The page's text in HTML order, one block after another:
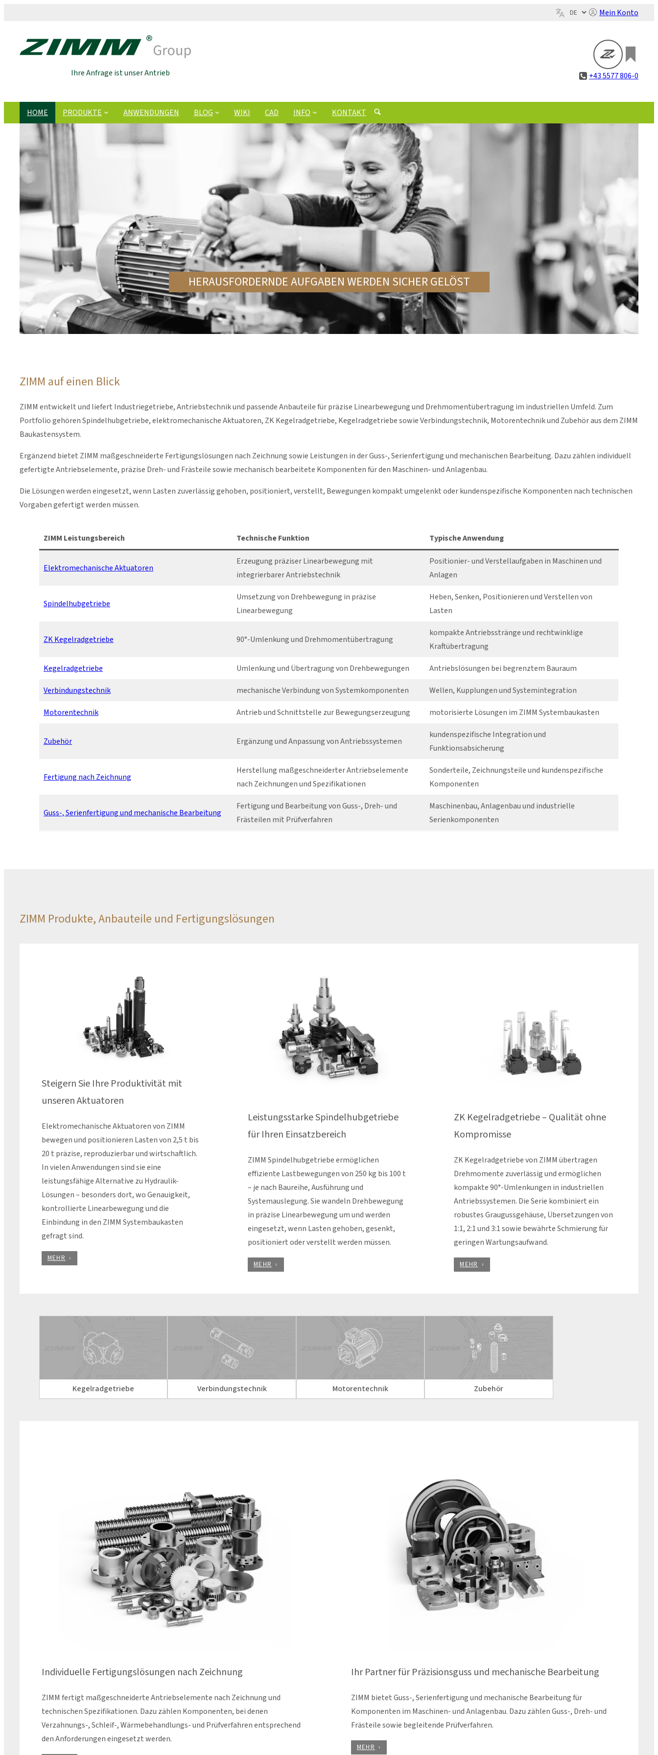
Mein Konto
Ihre Anfrage ist unser Antrieb +43 5577 806-0
HOME PRODUKTE ANWENDUNGEN BLOG WIKI CAD INFO KONTAKT
HERAUSFORDERNDE AUFGABEN WERDEN SICHER GELÖST
ZIMM auf einen Blick
ZIMM entwickelt und liefert Industriegetriebe, Antriebstechnik und passende Anbauteile für präzise Linearbewegung und Drehmomentübertragung im industriellen Umfeld. Zum
Portfolio gehören Spindelhubgetriebe, elektromechanische Aktuatoren, ZK Kegelradgetriebe, Kegelradgetriebe sowie Verbindungstechnik, Motorentechnik und Zubehör aus dem ZIMM
Baukastensystem.
Ergänzend bietet ZIMM maßgeschneiderte Fertigungslösungen nach Zeichnung sowie Leistungen in der Guss-, Serienfertigung und mechanischen Bearbeitung. Dazu zählen individuell
gefertigte Antriebselemente, präzise Dreh- und Frästeile sowie mechanisch bearbeitete Komponenten für den Maschinen- und Anlagenbau.
Die Lösungen werden eingesetzt, wenn Lasten zuverlässig gehoben, positioniert, verstellt, Bewegungen kompakt umgelenkt oder kundenspezifische Komponenten nach technischen
Vorgaben gefertigt werden müssen.
ZIMM Leistungsbereich Technische Funktion Typische Anwendung
Elektromechanische Aktuatoren
Erzeugung präziser Linearbewegung mit
integrierbarer Antriebstechnik
Positionier- und Verstellaufgaben in Maschinen und
Anlagen
Spindelhubgetriebe
Umsetzung von Drehbewegung in präzise
Linearbewegung
Heben, Senken, Positionieren und Verstellen von
Lasten
ZK Kegelradgetriebe 90°-Umlenkung und Drehmomentübertragung
kompakte Antriebsstränge und rechtwinklige
Kraftübertragung
Kegelradgetriebe Umlenkung und Übertragung von Drehbewegungen Antriebslösungen bei begrenztem Bauraum
Verbindungstechnik mechanische Verbindung von Systemkomponenten Wellen, Kupplungen und Systemintegration
Motorentechnik Antrieb und Schnittstelle zur Bewegungserzeugung motorisierte Lösungen im ZIMM Systembaukasten
Zubehör Ergänzung und Anpassung von Antriebssystemen
kundenspezifische Integration und
Funktionsabsicherung
Fertigung nach Zeichnung
Herstellung maßgeschneiderter Antriebselemente
nach Zeichnungen und Spezifikationen
Sonderteile, Zeichnungsteile und kundenspezifische
Komponenten
Guss-, Serienfertigung und mechanische Bearbeitung
Fertigung und Bearbeitung von Guss-, Dreh- und
Frästeilen mit Prüfverfahren
Maschinenbau, Anlagenbau und industrielle
Serienkomponenten
ZIMM Produkte, Anbauteile und Fertigungslösungen
Steigern Sie Ihre Produktivität mit
unseren Aktuatoren
Elektromechanische Aktuatoren von ZIMM
bewegen und positionieren Lasten von 2,5 t bis
20 t präzise, reproduzierbar und wirtschaftlich.
In vielen Anwendungen sind sie eine
leistungsfähige Alternative zu Hydraulik-
Lösungen – besonders dort, wo Genauigkeit,
kontrollierte Linearbewegung und die
Einbindung in den ZIMM Systembaukasten
gefragt sind.
MEHR
Leistungsstarke Spindelhubgetriebe
für Ihren Einsatzbereich
ZIMM Spindelhubgetriebe ermöglichen
effiziente Lastbewegungen von 250 kg bis 100 t
– je nach Baureihe, Ausführung und
Systemauslegung. Sie wandeln Drehbewegung
in präzise Linearbewegung um und werden
eingesetzt, wenn Lasten gehoben, gesenkt,
positioniert oder verstellt werden müssen.
MEHR
ZK Kegelradgetriebe – Qualität ohne
Kompromisse
ZK Kegelradgetriebe von ZIMM übertragen
Drehmomente zuverlässig und ermöglichen
kompakte 90°-Umlenkungen in industriellen
Antriebssystemen. Die Serie kombiniert ein
robustes Graugussgehäuse, Übersetzungen von
1:1, 2:1 und 3:1 sowie bewährte Schmierung für
geringen Wartungsaufwand.
MEHR
Kegelradgetriebe Verbindungstechnik Motorentechnik Zubehör
Individuelle Fertigungslösungen nach Zeichnung
ZIMM fertigt maßgeschneiderte Antriebselemente nach Zeichnung und
technischen Spezifikationen. Dazu zählen Komponenten, bei denen
Verzahnungs-, Schleif-, Wärmebehandlungs- und Prüfverfahren entsprechend
den Anforderungen eingesetzt werden.
Ihr Partner für Präzisionsguss und mechanische Bearbeitung
ZIMM bietet Guss-, Serienfertigung und mechanische Bearbeitung für
Komponenten im Maschinen- und Anlagenbau. Dazu zählen Guss-, Dreh- und
Frästeile sowie begleitende Prüfverfahren.
MEHR